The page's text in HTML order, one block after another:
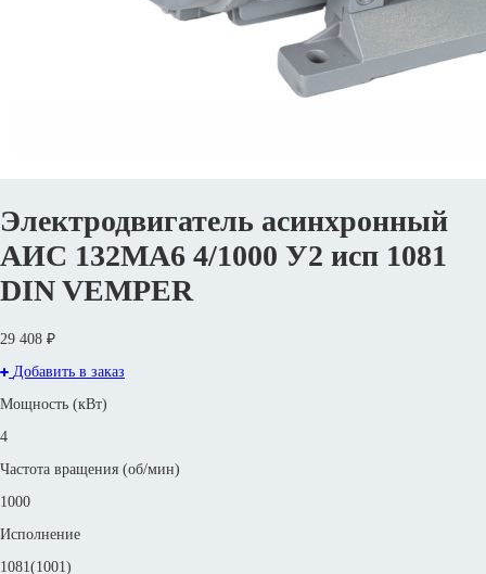
Электродвигатель асинхронный
АИС 132MА6 4/1000 У2 исп 1081
DIN VEMPER
29 408 ₽
Добавить в заказ
Мощность (кВт)
4
Частота вращения (об/мин)
1000
Исполнение
1081(1001)